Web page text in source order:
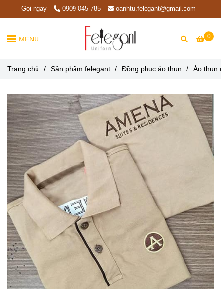
Gọi ngay 0909 045 785 oanhtu.felegant@gmail.com
0
MENU
Trang chủ / Sản phẩm felegant / Đồng phục áo thun / Áo thun